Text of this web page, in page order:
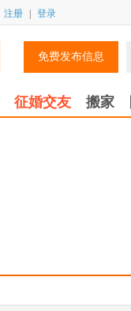
注册 登录
免费发布信息
征婚交友 搬家